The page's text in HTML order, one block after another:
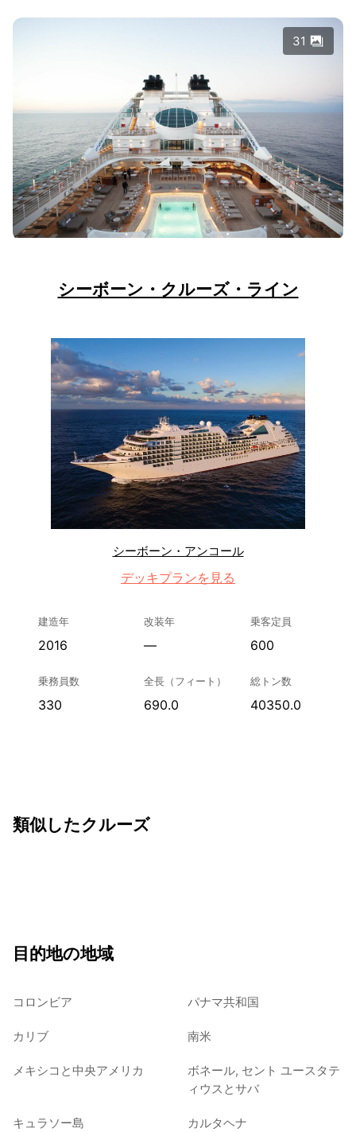
31
シーボーン・クルーズ・ライン
シーボーン・アンコール
デッキプランを見る
建造年
2016
改装年
—
乗客定員
600
乗務員数
330
全長（フィート）
690.0
総トン数
40350.0
類似したクルーズ
目的地の地域
コロンビア パナマ共和国
カリブ 南米
メキシコと中央アメリカ
ボネール, セント ユースタテ
ィウスとサバ
キュラソー島 カルタヘナ